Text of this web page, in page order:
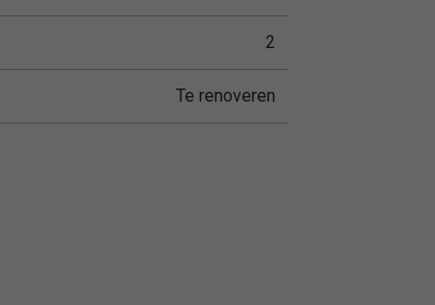
2
Te renoveren